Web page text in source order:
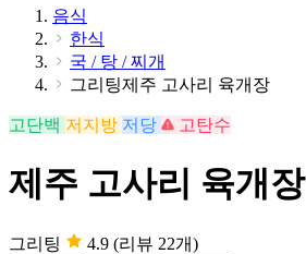
음식
한식
국 / 탕 / 찌개
그리팅제주 고사리 육개장
고단백 저지방 저당 고탄수
제주 고사리 육개장
그리팅 4.9 (리뷰 22개)